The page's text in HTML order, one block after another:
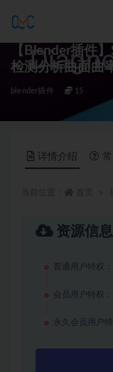
【Blender插件
检测分析曲面曲
blender插件 15
详情介绍
资源信息
普通用户特权：
会员用户特权：
永久会员用户特